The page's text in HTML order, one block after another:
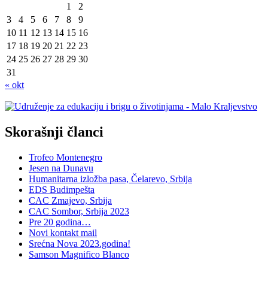
1
2
3
4 5 6 7 8
9
10 11 12 13 14 15 16
17 18 19 20 21 22 23
24 25 26 27 28 29 30
31
« okt
Skorašnji članci
Trofeo Montenegro
Jesen na Dunavu
Humanitarna izložba pasa, Čelarevo, Srbija
EDS Budimpešta
CAC Zmajevo, Srbija
CAC Sombor, Srbija 2023
Pre 20 godina…
Novi kontakt mail
Srećna Nova 2023.godina!
Samson Magnifico Blanco